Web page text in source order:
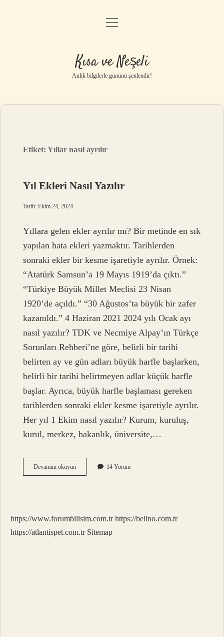
Anasayfa
Yasal Uyarı
menüyü
Kısa ve Neşeli
Anlık bilgilerle gününü şenlendir!
Etiket:Yıllar nasıl ayrılır
Yıl Ekleri Nasıl Yazılır
Tarih: Ekim 24, 2024
Yıllara gelen ekler ayrılır mı? Bir metinde en sık
yapılan hata ekleri yazmaktır. Tarihlerden
sonraki ekler bir kesme işaretiyle ayrılır. Örnek:
“Atatürk Samsun’a 19 Mayıs 1919’da çıktı.”
“Türkiye Büyük Millet Meclisi 23 Nisan
1920’de açıldı.” “30 Ağustos’ta büyük bir zafer
kazanıldı.” 4 Haziran 2021 2024 yılı Ocak ayı
nasıl yazılır? TDK ve Necmiye Alpay’ın Türkçe
Sorunları Rehberi’ne göre, belirli bir tarihi
belirten ay ve gün adları büyük harfle başlarken,
belirli bir tarihi belirtmeyen adlar küçük harfle
başlar. Ayrıca, büyük harfle başlaması gereken
tarihlerden sonraki ekler kesme işaretiyle ayrılır.
Her yıl 1 Ekim nasıl yazılır? Kurum, kuruluş,
kurul, merkez, bakanlık, üniversite,…
Devamını okuyunYıl
Ekleri
14 Yorum
https://www.forumbilisim.com.tr https://belino.com.tr
https://atlantispet.com.tr Sitemap